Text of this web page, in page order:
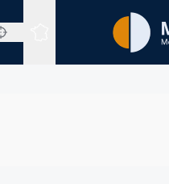
Sites expertisés